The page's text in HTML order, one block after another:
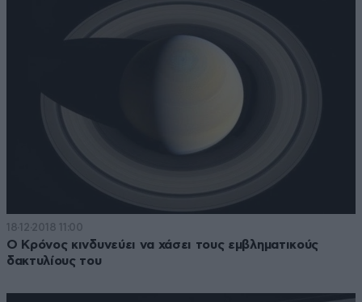
18·12·2018 11:00
Ο Κρόνος κινδυνεύει να χάσει τους εμβληματικούς
δακτυλίους του